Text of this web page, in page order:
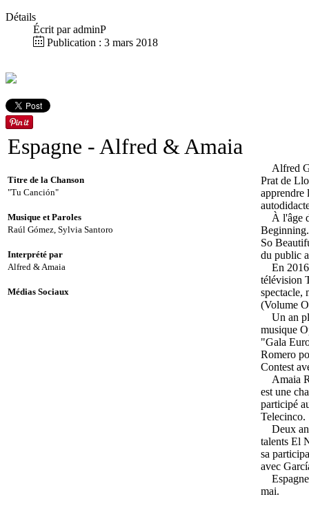
Détails
Écrit paradminP
Publication : 3 mars 2018
Espagne - Alfred & Amaia
Titre de la Chanson
"Tu Canción"
Musique et Paroles
Raúl Gómez, Sylvia Santoro
Interprété par
Alfred & Amaia
Médias Sociaux
Alfred
Prat de
apprendre
À l'âge
So
du public
En 2016,
télévision
spectacle,
(Volume
Un an
musique
"Gala
Romero
Contest
Amaia
est une
participé
Telecinco.
Deux
talents El
sa
avec
Espagne
mai.